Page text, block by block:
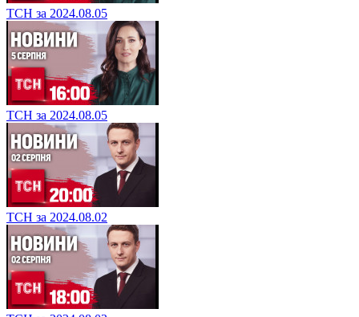
ТСН за 2024.08.05
ТСН за 2024.08.05
ТСН за 2024.08.02